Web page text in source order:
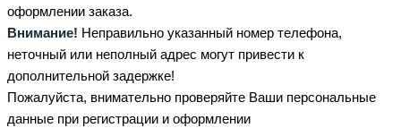
оформлении заказа.
Внимание! Неправильно указанный номер телефона,
неточный или неполный адрес могут привести к
дополнительной задержке!
Пожалуйста, внимательно проверяйте Ваши персональные
данные при регистрации и оформлении